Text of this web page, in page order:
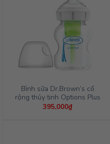
Bình sữa Dr.Brown’s cổ
rộng thủy tinh Options Plus
395,000₫